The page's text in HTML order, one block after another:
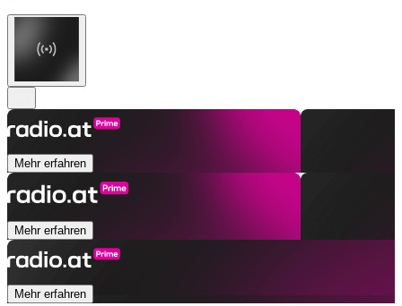
Mehr erfahren
Mehr erfahren
Mehr erfahren